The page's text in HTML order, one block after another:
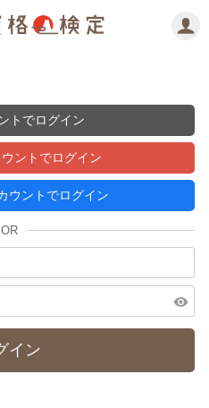
トでログイン
ントでログイン
ウントでログイン
visibility